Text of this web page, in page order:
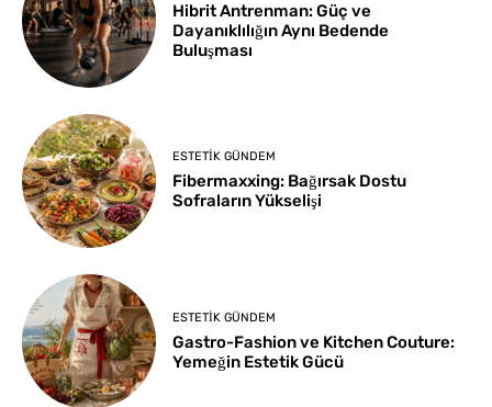
Hibrit Antrenman: Güç ve
Dayanıklılığın Aynı Bedende
Buluşması
ESTETIK GÜNDEM
Fibermaxxing: Bağırsak Dostu
Sofraların Yükselişi
ESTETIK GÜNDEM
Gastro-Fashion ve Kitchen Couture:
Yemeğin Estetik Gücü